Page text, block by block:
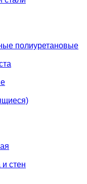
полиуретановые
стен